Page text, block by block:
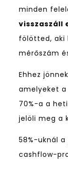
minden
visszaszáll
fölötted, aki
mérőszám
Ehhez
amelyeket
70%-a a
jelöli meg a
58%-uknál
cashflow-